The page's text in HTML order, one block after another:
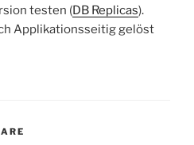
testen (DB Replicas).
Applikationsseitig gelöst